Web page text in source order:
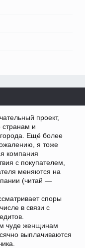
проект,
странам и
Ещё более
я тоже
компания
с покупателем,
меняются на
(читай —
споры
в связи с
чуде женщинам
выплачиваются